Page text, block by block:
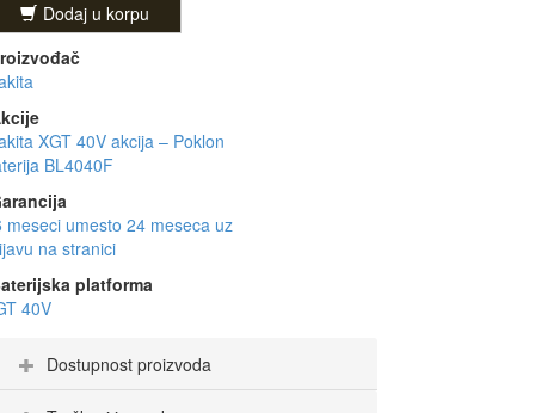
Dodaj u korpu
XGT 40V akcija – Poklon
BL4040F
meseci umesto 24 meseca uz
na stranici
platforma
40V
Dostupnost proizvoda